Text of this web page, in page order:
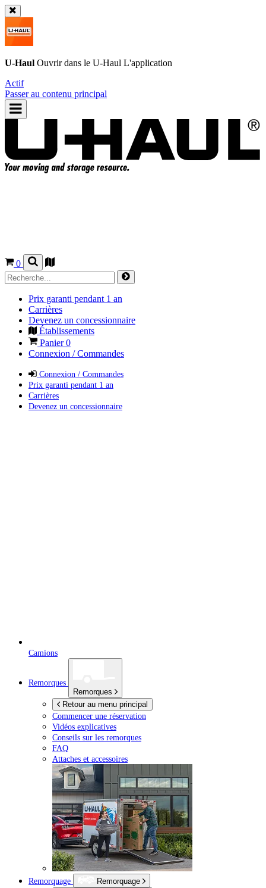
U-Haul Ouvrir dans le U-Haul L'application
Actif
Passer au contenu principal
0
Prix garanti pendant 1 an
Carrières
Devenez un concessionnaire
Établissements
Panier0
Connexion / Commandes
Connexion / Commandes
Prix garanti pendant 1 an
Carrières
Devenez un concessionnaire
Camions
Remorques
Remorques
Retour au menu principal
Commencer une réservation
Vidéos explicatives
Conseils sur les remorques
FAQ
Attaches et accessoires
Remorquage
Remorquage